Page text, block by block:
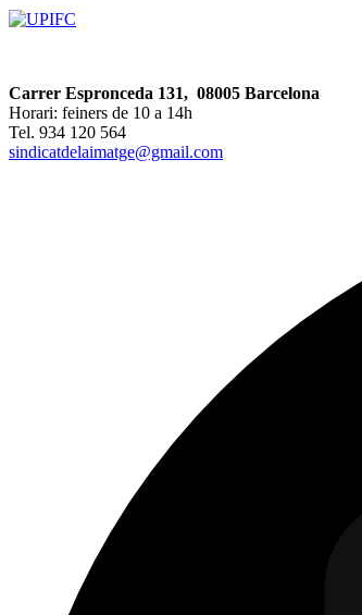
Carrer Espronceda 131, 08005 Barcelona
Horari: feiners de 10 a 14h
Tel. 934 120 564
sindicatdelaimatge@gmail.com